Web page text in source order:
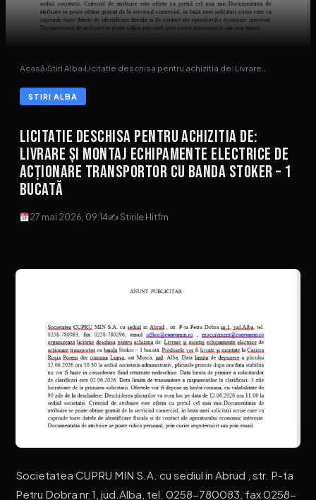
Acasă›Stiri Alba›Licitatie deschisa pentru achizitia de: Livrare…
STIRI ALBA
Licitatie deschisa pentru achizitia de:
Livrare și montaj echipamente electrice de
acționare transportor cu banda Stoker – 1
bucată
27 mai 2026, 09:14✍ Stirile Hitfm
Societatea CUPRU MIN S.A. cu sediul in Abrud , str. P-ta
Petru Dobra nr.1, jud.Alba, tel. 0258-780083, fax 0258-